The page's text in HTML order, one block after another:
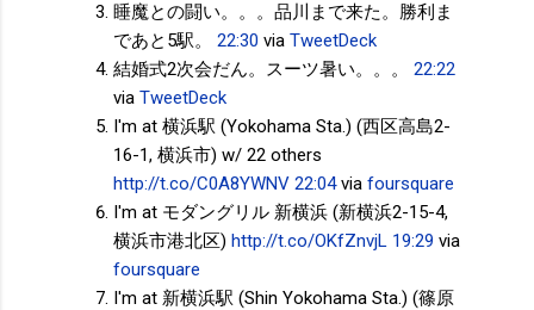
睡魔との闘い。。。品川まで来た。勝利ま
であと5駅。
22:30 via TweetDeck
結婚式2次会だん。スーツ暑い。。。
22:22
via TweetDeck
I'm at 横浜駅 (Yokohama Sta.) (西区高島2-
16-1, 横浜市) w/ 22 others
http://t.co/C0A8YWNV 22:04 via foursquare
I'm at モダングリル 新横浜 (新横浜2-15-4,
横浜市港北区) http://t.co/OKfZnvjL 19:29 via
foursquare
I'm at 新横浜駅 (Shin Yokohama Sta.) (篠原